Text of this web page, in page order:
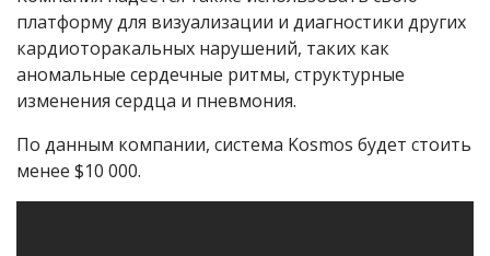
платформу для визуализации и диагностики других
кардиоторакальных нарушений, таких как
аномальные сердечные ритмы, структурные
изменения сердца и пневмония.
По данным компании, система Kosmos будет стоить
менее $10 000.